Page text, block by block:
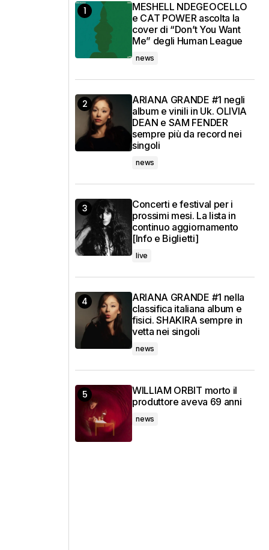
MESHELL NDEGEOCELLO
e CAT POWER ascolta la
cover di “Don’t You Want
Me” degli Human League
news
ARIANA GRANDE #1 negli
album e vinili in Uk. OLIVIA
DEAN e SAM FENDER
sempre più da record nei
singoli
news
Concerti e festival per i
prossimi mesi. La lista in
continuo aggiornamento
[Info e Biglietti]
live
ARIANA GRANDE #1 nella
classifica italiana album e
fisici. SHAKIRA sempre in
vetta nei singoli
news
WILLIAM ORBIT morto il
produttore aveva 69 anni
news